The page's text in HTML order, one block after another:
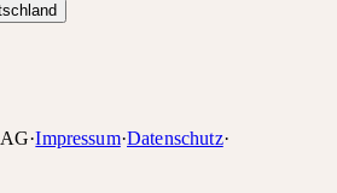
·Impressum·Datenschutz·